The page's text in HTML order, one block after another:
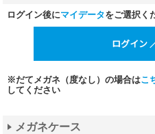
ログイン後にマイデータをご選択く
※だてメガネ（度なし）の場合はこ
してください
メガネケース